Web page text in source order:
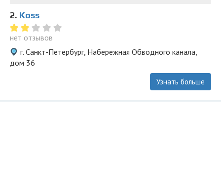
2. Koss
нет отзывов
г. Санкт-Петербург, Набережная Обводного канала,
дом 36
Узнать больше